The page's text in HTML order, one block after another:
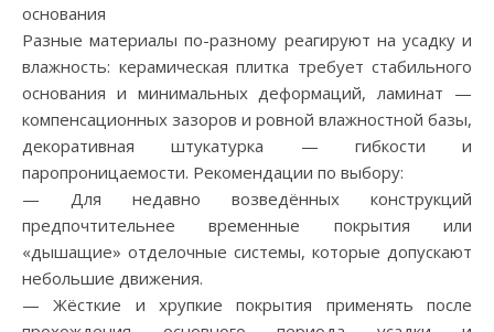
основания
Разные материалы по-разному реагируют на усадку и
влажность: керамическая плитка требует стабильного
основания и минимальных деформаций, ламинат —
компенсационных зазоров и ровной влажностной базы,
декоративная штукатурка — гибкости и
паропроницаемости. Рекомендации по выбору:
— Для недавно возведённых конструкций
предпочтительнее временные покрытия или
«дышащие» отделочные системы, которые допускают
небольшие движения.
— Жёсткие и хрупкие покрытия применять после